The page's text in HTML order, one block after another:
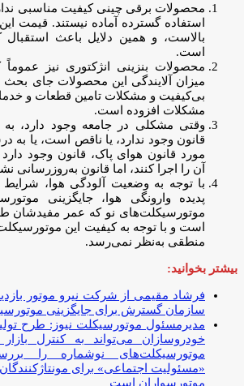
محصولات برقی چینی کیفیت مناسبی
استفاده گسترده آماده نیستند. قیمت
بالاست، و همین دلایل باعث
است.
محصولات بنزینی انژکتوری نیز
میزان آلایندگی این محصولات جای بحث
بی‌کیفیت و مشکلات تامین قطعات و
مشکلات افزوده است.
وقتی مشکلی در جامعه وجود دارد،
قانون وجود ندارد، یا ناقص است، یا به
مورد قانون هوای پاک، قانون وجود
آن را اجرا کنند، اما قانون به‌روزرسانی
با توجه به وضعیت آلودگی هوا،
پدیده وارونگی هوا، جایگزینی
است و با توجه به کیفیت این
منطقی به‌نظر نمی‌رسد.
بیشتر بخوانید:
فرشاد مقیمی از شرکت نیرو موتور
سازمان گسترش برای جایگزینی
مدیرمسئول موتورسیکلت نیوز: طرح
خودروسازان می‌تواند به کنترل
موتورسیکلت‌های نوشماره را
«مسئولیت اجتماعی» برای
موتورسواران است